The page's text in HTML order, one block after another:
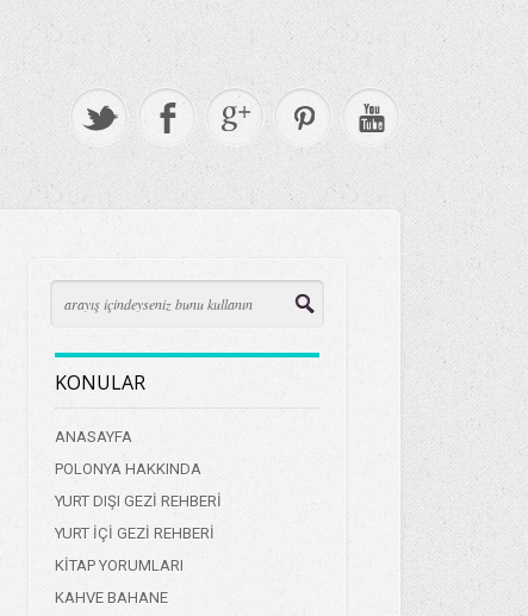
KONULAR
ANASAYFA
POLONYA HAKKINDA
YURT DIŞI GEZİ REHBERİ
YURT İÇİ GEZİ REHBERİ
KİTAP YORUMLARI
KAHVE BAHANE